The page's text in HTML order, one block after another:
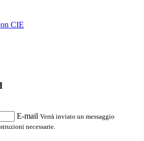
CIE
E-mail Verrà inviato un messaggio
necessarie.